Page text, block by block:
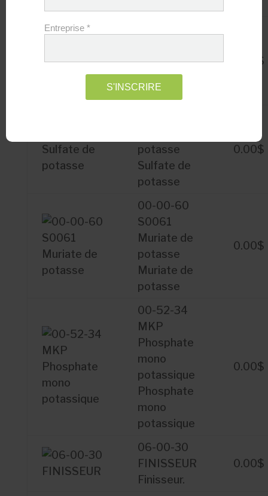
Kpro101
Solactive
Kpro101
$
potasse
Sulfate de
potasse
0.00$
00-00-60
S0061
Muriate de
potasse
Muriate de
potasse
0.00$
00-52-34
MKP
Phosphate
mono
potassique
Phosphate
mono
potassique
0.00$
06-00-30
FINISSEUR
Finisseur.
0.00$
Entreprise *
S'INSCRIRE